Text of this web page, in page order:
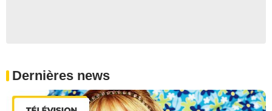
Dernières news